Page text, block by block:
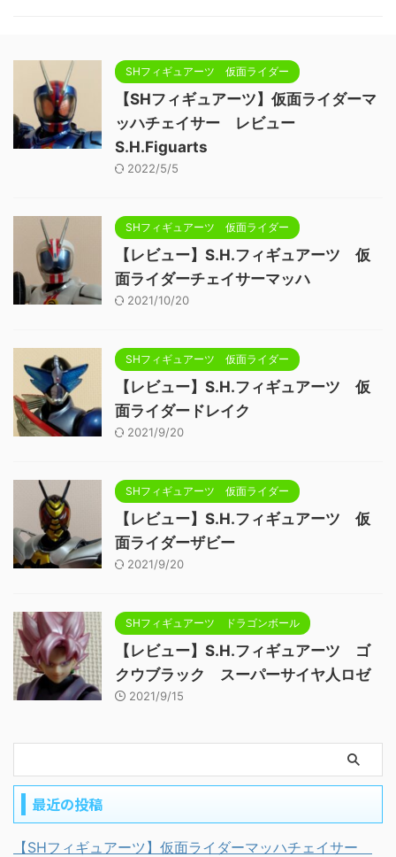
SHフィギュアーツ 仮面ライダー
【SHフィギュアーツ】仮面ライダーマ
ッハチェイサー レビュー
S.H.Figuarts
2022/5/5
SHフィギュアーツ 仮面ライダー
【レビュー】S.H.フィギュアーツ 仮
面ライダーチェイサーマッハ
2021/10/20
SHフィギュアーツ 仮面ライダー
【レビュー】S.H.フィギュアーツ 仮
面ライダードレイク
2021/9/20
SHフィギュアーツ 仮面ライダー
【レビュー】S.H.フィギュアーツ 仮
面ライダーザビー
2021/9/20
SHフィギュアーツ ドラゴンボール
【レビュー】S.H.フィギュアーツ ゴ
クウブラック スーパーサイヤ人ロゼ
2021/9/15
最近の投稿
【SHフィギュアーツ】仮面ライダーマッハチェイサー